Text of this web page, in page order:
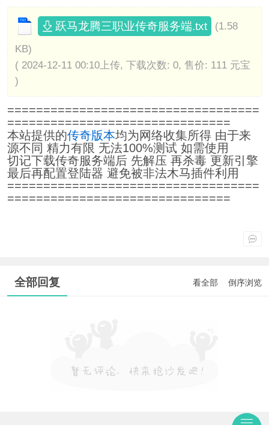
跃马龙腾三职业传奇服务端.txt
(1.58
KB)
( 2024-12-11 00:10上传, 下载次数: 0, 售价: 111 元宝
)
===================================
===============================
本站提供的传奇版本均为网络收集所得 由于来
源不同 精力有限 无法100%测试 如需使用
切记下载传奇服务端后 先解压 再杀毒 更新引擎
最后再配置登陆器 避免被非法木马插件利用
===================================
===============================
全部回复 看全部 倒序浏览